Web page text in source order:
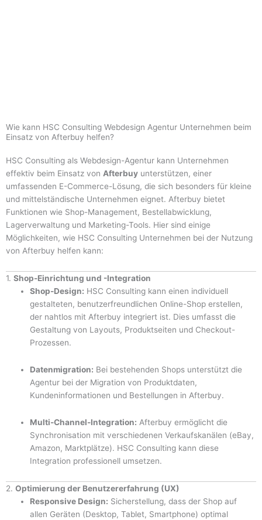
Wie kann HSC Consulting Webdesign Agentur Unternehmen beim
Einsatz von Afterbuy helfen?
HSC Consulting als Webdesign-Agentur kann Unternehmen
effektiv beim Einsatz von Afterbuy unterstützen, einer
umfassenden E-Commerce-Lösung, die sich besonders für kleine
und mittelständische Unternehmen eignet. Afterbuy bietet
Funktionen wie Shop-Management, Bestellabwicklung,
Lagerverwaltung und Marketing-Tools. Hier sind einige
Möglichkeiten, wie HSC Consulting Unternehmen bei der Nutzung
von Afterbuy helfen kann:
1. Shop-Einrichtung und -Integration
Shop-Design: HSC Consulting kann einen individuell
gestalteten, benutzerfreundlichen Online-Shop erstellen,
der nahtlos mit Afterbuy integriert ist. Dies umfasst die
Gestaltung von Layouts, Produktseiten und Checkout-
Prozessen.
Datenmigration: Bei bestehenden Shops unterstützt die
Agentur bei der Migration von Produktdaten,
Kundeninformationen und Bestellungen in Afterbuy.
Multi-Channel-Integration: Afterbuy ermöglicht die
Synchronisation mit verschiedenen Verkaufskanälen (eBay,
Amazon, Marktplätze). HSC Consulting kann diese
Integration professionell umsetzen.
2. Optimierung der Benutzererfahrung (UX)
Responsive Design: Sicherstellung, dass der Shop auf
allen Geräten (Desktop, Tablet, Smartphone) optimal